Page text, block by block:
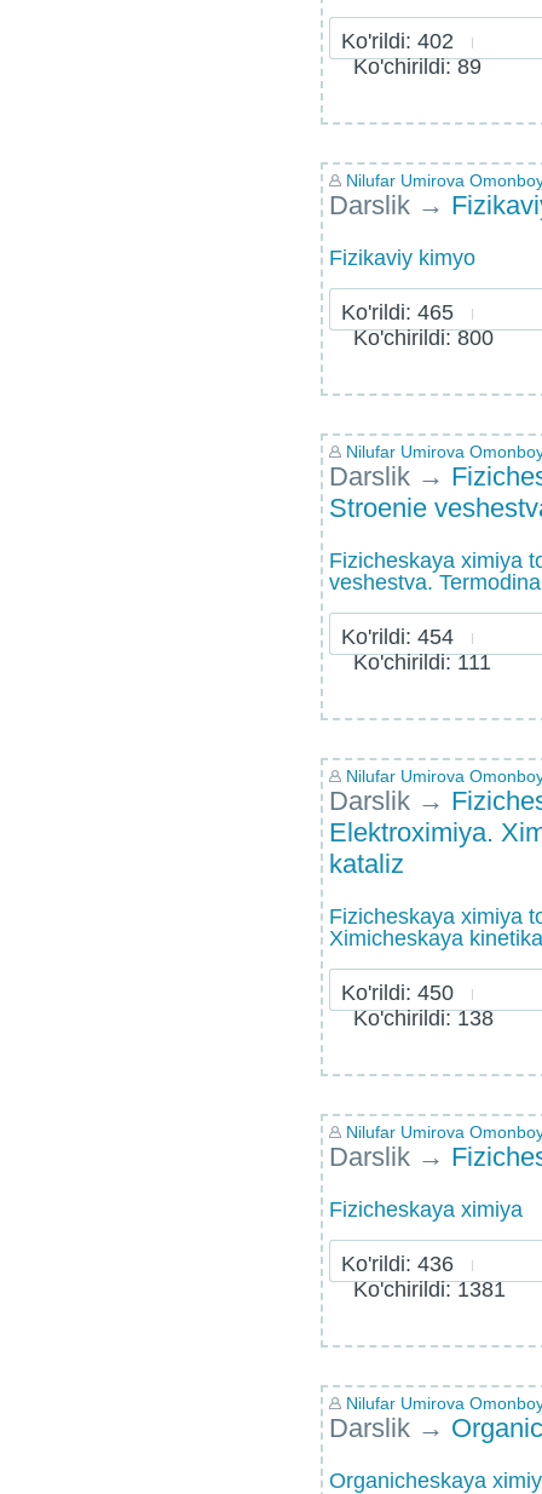
Ko'rildi: 402
Ko'chirildi: 89
Nilufar Umirova
Darslik →
Fizikaviy kimyo
Ko'rildi: 465
Ko'chirildi: 800
Nilufar Umirova
Darslik →
Stroenie
Fizicheskaya ximiya
veshestva.
Ko'rildi: 454
Ko'chirildi: 111
Nilufar Umirova
Darslik →
Elektroximiya.
kataliz
Fizicheskaya ximiya
Ximicheskaya
Ko'rildi: 450
Ko'chirildi: 138
Nilufar Umirova
Darslik →
Fizicheskaya ximiya
Ko'rildi: 436
Ko'chirildi: 1381
Nilufar Umirova
Darslik →
Organicheskaya